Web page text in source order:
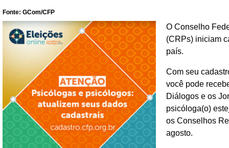
Fonte: GCom/CFP
O Conselho
(CRPs) iniciam
país.
Com seu
você pode
Diálogos e os
psicóloga(o)
os Conselhos
agosto.